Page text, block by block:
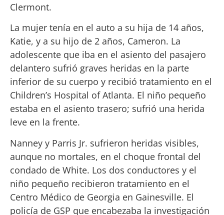
Clermont.
La mujer tenía en el auto a su hija de 14 años,
Katie, y a su hijo de 2 años, Cameron. La
adolescente que iba en el asiento del pasajero
delantero sufrió graves heridas en la parte
inferior de su cuerpo y recibió tratamiento en el
Children’s Hospital of Atlanta. El niño pequeño
estaba en el asiento trasero; sufrió una herida
leve en la frente.
Nanney y Parris Jr. sufrieron heridas visibles,
aunque no mortales, en el choque frontal del
condado de White. Los dos conductores y el
niño pequeño recibieron tratamiento en el
Centro Médico de Georgia en Gainesville. El
policía de GSP que encabezaba la investigación